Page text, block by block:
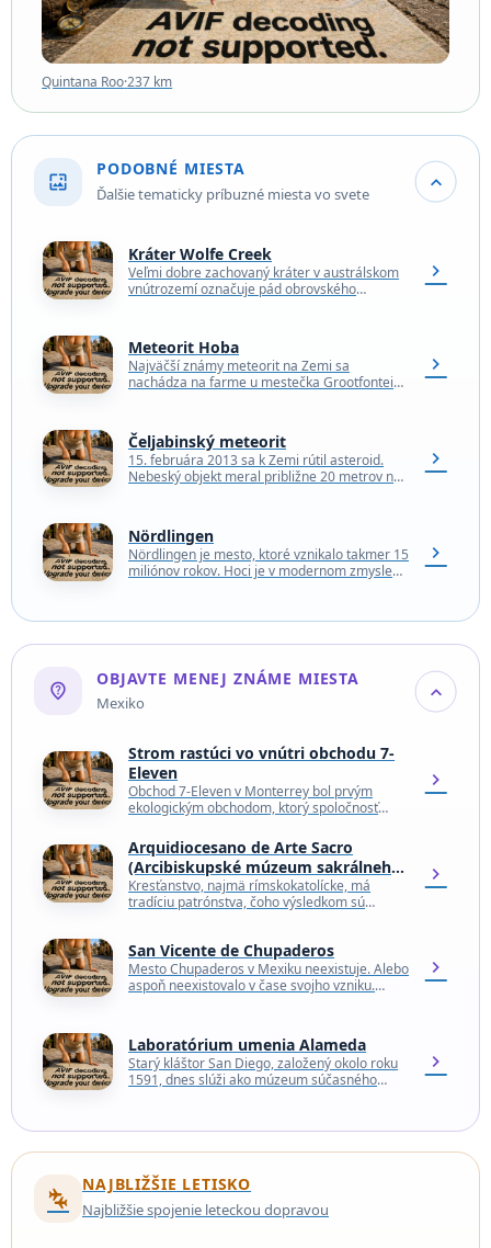
Quintana Roo·237 km
wallpaper
PODOBNÉ MIESTA
Ďalšie tematicky príbuzné miesta vo svete expand_more
Kráter Wolfe Creek
Veľmi dobre zachovaný kráter v austrálskom
vnútrozemí označuje pád obrovského
geologickému veku…
chevron_right
Meteorit Hoba
Najväčší známy meteorit na Zemi sa
nachádza na farme u mestečka Grootfontein,
chevron_right
Čeljabinský meteorit
15. februára 2013 sa k Zemi rútil asteroid.
Nebeský objekt meral približne 20 metrov na
chevron_right
Nördlingen
Nördlingen je mesto, ktoré vznikalo takmer 15
miliónov rokov. Hoci je v modernom zmysle
chevron_right
not_listed_location
OBJAVTE MENEJ ZNÁME MIESTA
Mexiko expand_more
Strom rastúci vo vnútri obchodu 7-
Eleven
Obchod 7-Eleven v Monterrey bol prvým
ekologickým obchodom, ktorý spoločnosť
reťazca zistili, že na stavenisku stojí…
chevron_right
Arquidiocesano de Arte Sacro
(Arcibiskupské múzeum sakrálneho
umenia)
Kresťanstvo, najmä rímskokatolícke, má
tradíciu patrónstva, čoho výsledkom sú
chevron_right
San Vicente de Chupaderos
Mesto Chupaderos v Mexiku neexistuje. Alebo
aspoň neexistovalo v čase svojho vzniku.
chevron_right
Laboratórium umenia Alameda
Starý kláštor San Diego, založený okolo roku
1591, dnes slúži ako múzeum súčasného
chevron_right
connecting_airports
NAJBLIŽŠIE LETISKO
Najbližšie spojenie leteckou dopravou